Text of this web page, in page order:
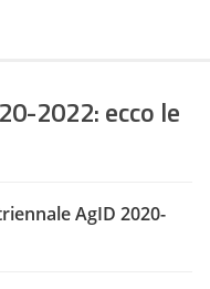
2022: ecco le
AgID 2020-